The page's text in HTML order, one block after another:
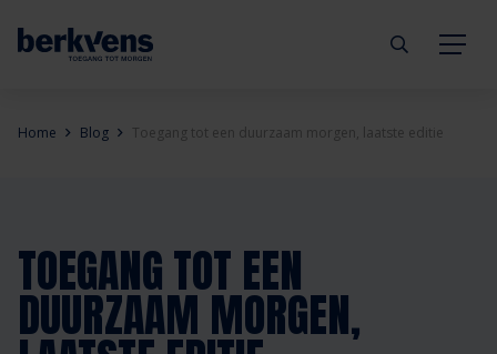
Kozijnen
Hang- & sluitwerk
Meergezinswoning
Utiliteitsgebouw
Architect
Projectontwikkelaar
Brandwerend
Geluidwerend
Webshop
Inspiratie
Organisatie
Duurzaamheid
Home Blog Toegang tot een duurzaam morgen, laatste editie
TOEGANG TOT EEN
DUURZAAM MORGEN,